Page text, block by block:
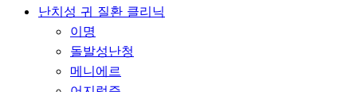
난치성 귀 질환 클리닉
이명
돌발성난청
메니에르